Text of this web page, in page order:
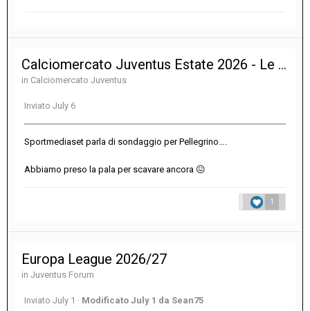
Calciomercato Juventus Estate 2026 - Le notizie sulle trattative
in Calciomercato Juventus
Inviato July 6
Sportmediaset parla di sondaggio per Pellegrino….
Abbiamo preso la pala per scavare ancora 😖
1
Europa League 2026/27
in Juventus Forum
Inviato July 1 · Modificato July 1 da Sean75